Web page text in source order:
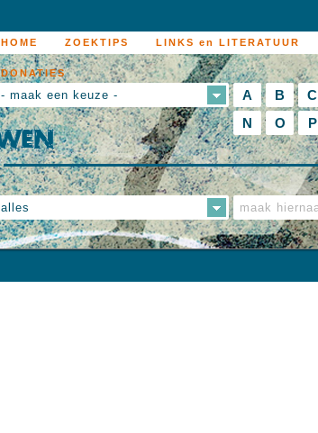
HOME ZOEKTIPS LINKS en LITERATUUR
DONATIES
- maak een keuze - A B C
N
O P
alles